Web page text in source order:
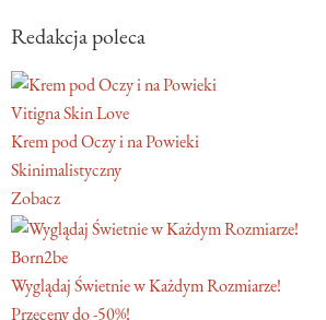
Redakcja poleca
Vitigna Skin Love
Krem pod Oczy i na Powieki
Skinimalistyczny
Zobacz
Born2be
Wyglądaj Świetnie w Każdym Rozmiarze!
Przeceny do -50%!